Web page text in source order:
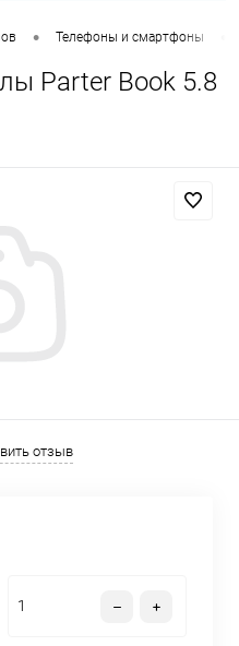
• Телефоны и смартфоны
Parter Book 5.8
отзыв